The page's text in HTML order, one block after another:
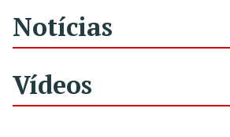
Notícias
Vídeos